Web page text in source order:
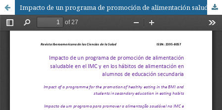
Impacto de un programa de promoción de alimentación saludable en el IMC y en los hábitos de alimentación en alumnos de educación secundaria / Impact of a programme for the promotion of healthy eating in the BMI and students in secondary education in eating habits